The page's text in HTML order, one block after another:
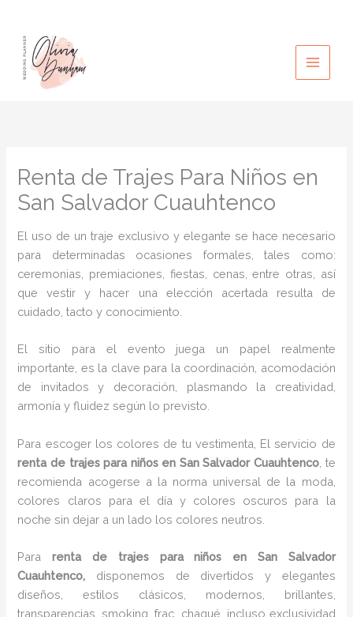
contenido
Renta de Trajes Para Niños en
San Salvador Cuauhtenco
El uso de un traje exclusivo y elegante se hace necesario
para determinadas ocasiones formales, tales como:
ceremonias, premiaciones, fiestas, cenas, entre otras, así
que vestir y hacer una elección acertada resulta de
cuidado, tacto y conocimiento.
El sitio para el evento juega un papel realmente
importante, es la clave para la coordinación, acomodación
de invitados y decoración, plasmando la creatividad,
armonía y fluidez según lo previsto.
Para escoger los colores de tu vestimenta, El servicio de
renta de trajes para niños en San Salvador Cuauhtenco, te
recomienda acogerse a la norma universal de la moda,
colores claros para el día y colores oscuros para la
noche sin dejar a un lado los colores neutros.
Pararenta de trajes para niños en San Salvador
Cuauhtenco, disponemos de divertidos y elegantes
diseños, estilos clásicos, modernos, brillantes,
transparencias, smoking, frac, chaqué, incluso exclusividad